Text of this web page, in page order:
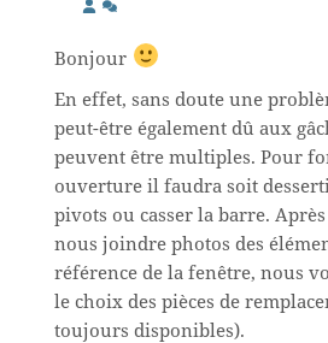
Bonjour
En effet, sans doute une
peut-être également dû aux
peuvent être multiples. Pour
ouverture il faudra soit
pivots ou casser la barre.
nous joindre photos des
référence de la fenêtre, nous
le choix des pièces de
toujours disponibles).